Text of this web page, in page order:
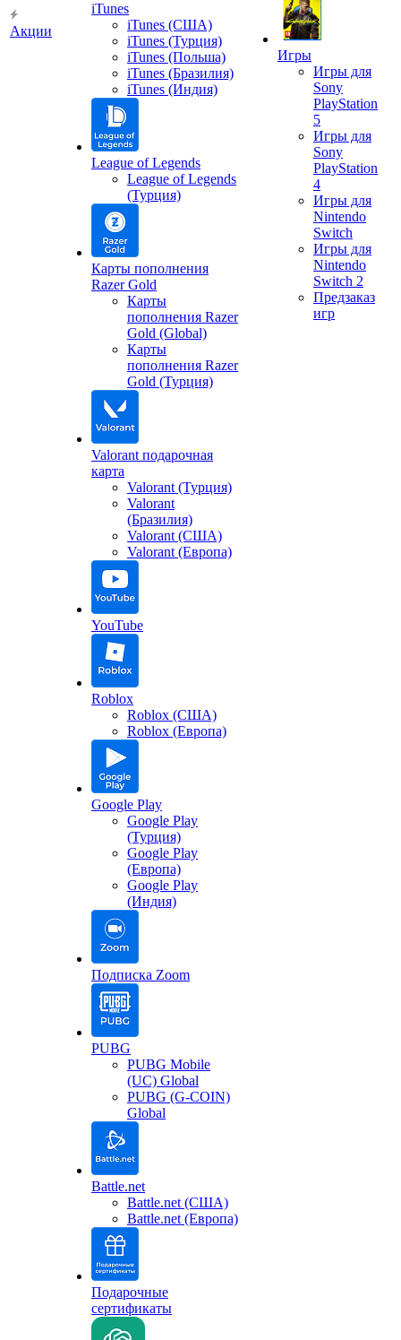
Акции
iTunes
iTunes (США)
iTunes (Турция)
iTunes (Польша)
iTunes (Бразилия)
iTunes (Индия)
League of Legends
League of Legends
(Турция)
Карты пополнения
Razer Gold
Карты
пополнения Razer
Gold (Global)
Карты
пополнения Razer
Gold (Турция)
Valorant подарочная
карта
Valorant (Турция)
Valorant
(Бразилия)
Valorant (США)
Valorant (Европа)
YouTube
Roblox
Roblox (США)
Roblox (Европа)
Google Play
Google Play
(Турция)
Google Play
(Европа)
Google Play
(Индия)
Подписка Zoom
PUBG
PUBG Mobile
(UC) Global
PUBG (G-COIN)
Global
Battle.net
Battle.net (США)
Battle.net (Европа)
Подарочные
сертификаты
Игры
Игры для
Sony
PlayStation
5
Игры для
Sony
PlayStation
4
Игры для
Nintendo
Switch
Игры для
Nintendo
Switch 2
Предзаказ
игр